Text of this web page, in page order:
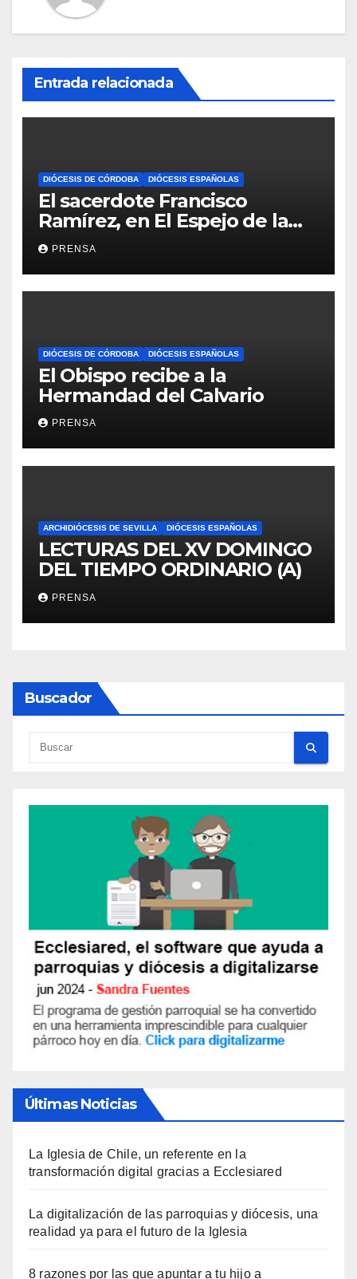
Entrada relacionada
DIÓCESIS DE CÓRDOBA DIÓCESIS ESPAÑOLAS
El sacerdote Francisco
Ramírez, en El Espejo de la
Iglesia
PRENSA
DIÓCESIS DE CÓRDOBA DIÓCESIS ESPAÑOLAS
El Obispo recibe a la
Hermandad del Calvario
PRENSA
ARCHIDIÓCESIS DE SEVILLA DIÓCESIS ESPAÑOLAS
LECTURAS DEL XV DOMINGO
DEL TIEMPO ORDINARIO (A)
PRENSA
Buscador
Últimas Noticias
La Iglesia de Chile, un referente en la
transformación digital gracias a Ecclesiared
La digitalización de las parroquias y diócesis, una
realidad ya para el futuro de la Iglesia
8 razones por las que apuntar a tu hijo a